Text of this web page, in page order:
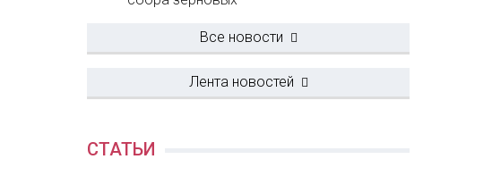
Все новости
Лента новостей
СТАТЬИ